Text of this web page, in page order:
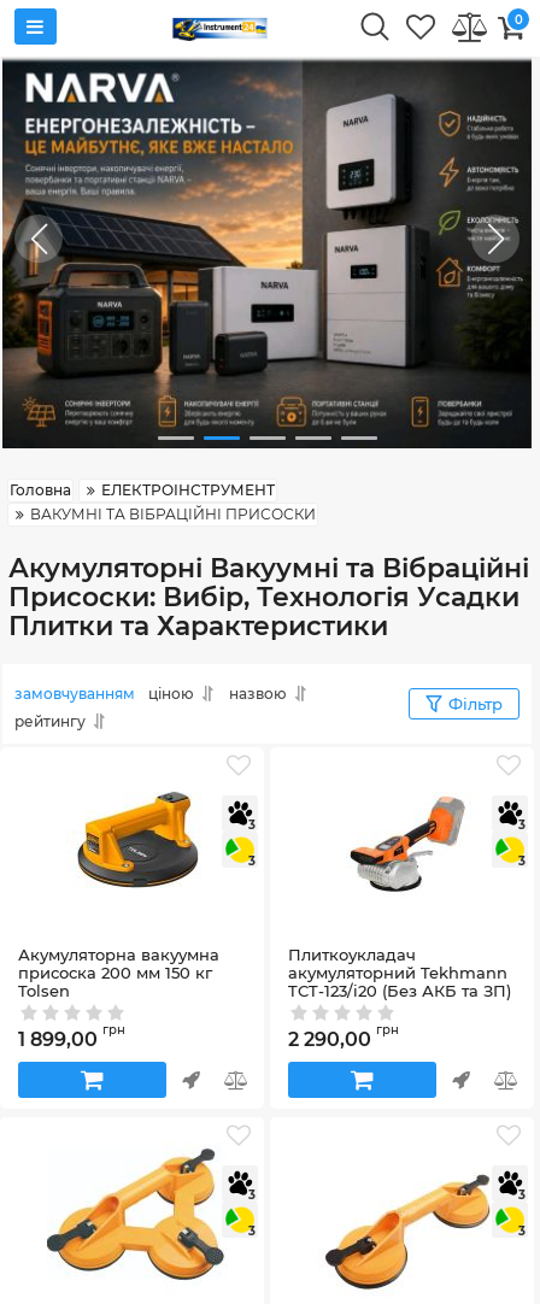
0
Головна
ЕЛЕКТРОІНСТРУМЕНТ
ВАКУМНІ ТА ВІБРАЦІЙНІ ПРИСОСКИ
Акумуляторні Вакуумні та Вібраційні
Присоски: Вибір, Технологія Усадки
Плитки та Характеристики
замовчуванням ціною
назвою
рейтингу
Фільтр
3
3
Акумуляторна вакуумна
присоска 200 мм 150 кг
Tolsen
Артикул:79002
1 899,00 грн
3
3
Плиткоукладач
акумуляторний Tekhmann
TCT-123/i20 (Без АКБ та ЗП)
Артикул:873409
2 290,00 грн
3
3
3
3